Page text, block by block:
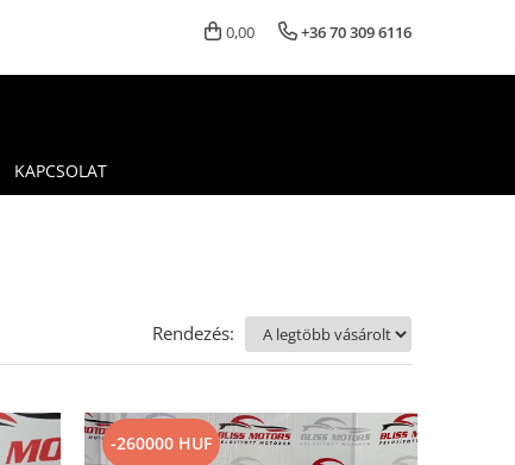
0,00 +36 70 309 6116
KAPCSOLAT
Rendezés:
-260000 HUF